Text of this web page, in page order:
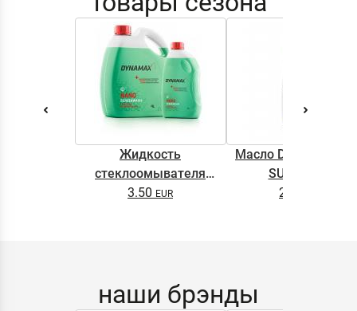
Жидкость
стеклоомывателя
DYNAMAX SCREENWASH
3.50
Масло DYNAMAX
SUPER 0.5L
2.65
наши брэнды